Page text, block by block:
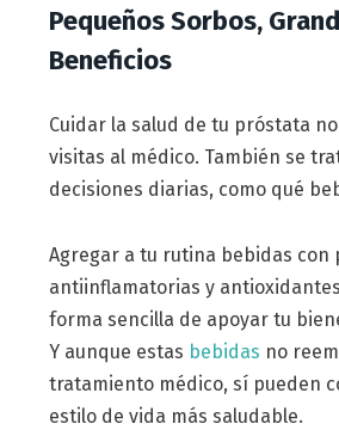
Pequeños Sorbos,
Beneficios
Cuidar la salud de tu próstata
visitas al médico. También se
decisiones diarias, como qué
Agregar a tu rutina bebidas con
antiinflamatorias y
forma sencilla de apoyar tu
Y aunque estas bebidas no
tratamiento médico, sí pueden
estilo de vida más saludable.